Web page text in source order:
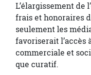
L’élargissement de
frais et honoraires
seulement les
favoriserait l’accès
commerciale et
que curatif.